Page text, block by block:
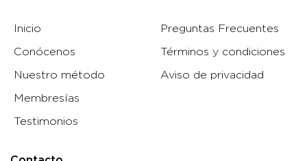
Inicio
Conócenos
Nuestro método
Membresías
Testimonios
Preguntas Frecuentes
Términos y condiciones
Aviso de privacidad